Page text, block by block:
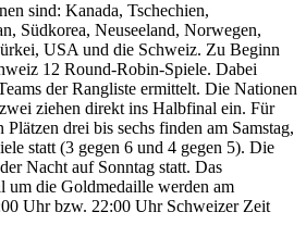
sind: Kanada, Tschechien,
Südkorea, Neuseeland, Norwegen,
USA und die Schweiz. Zu Beginn
12 Round-Robin-Spiele. Dabei
der Rangliste ermittelt. Die Nationen
ziehen direkt ins Halbfinal ein. Für
drei bis sechs finden am Samstag,
statt (3 gegen 6 und 4 gegen 5). Die
Nacht auf Sonntag statt. Das
um die Goldmedaille werden am
Uhr bzw. 22:00 Uhr Schweizer Zeit